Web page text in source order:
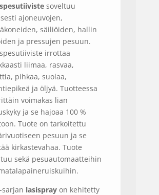
soveltuu
ajoneuvojen,
säiliöiden, hallin
ja pressujen pesuun.
irrottaa
liimaa, rasvaa,
pihkaa, suolaa,
ja öljyä. Tuotteessa
voimakas lian
ja se hajoaa 100 %
Tuote on tarkoitettu
pesuun ja se
kirkastevahaa. Tuote
sekä pesuautomaatteihin
sarjan lasisprayon kehitetty